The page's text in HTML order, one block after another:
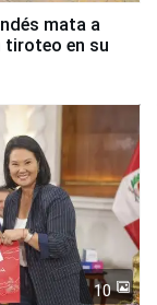
mata a
tiroteo en su
10